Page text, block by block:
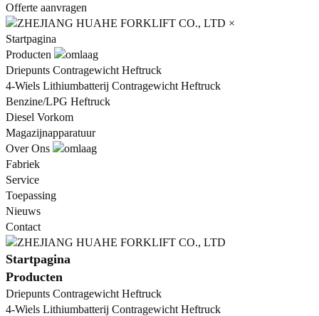
Offerte aanvragen
×
Startpagina
Producten
Driepunts Contragewicht Heftruck
4-Wiels Lithiumbatterij Contragewicht Heftruck
Benzine/LPG Heftruck
Diesel Vorkom
Magazijnapparatuur
Over Ons
Fabriek
Service
Toepassing
Nieuws
Contact
Startpagina
Producten
Driepunts Contragewicht Heftruck
4-Wiels Lithiumbatterij Contragewicht Heftruck